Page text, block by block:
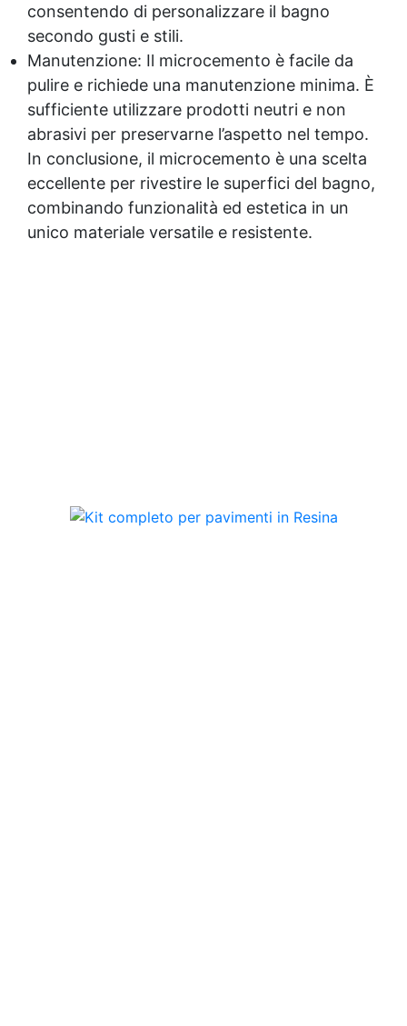
consentendo di personalizzare il bagno
secondo gusti e stili.
Manutenzione: Il microcemento è facile da
pulire e richiede una manutenzione minima. È
sufficiente utilizzare prodotti neutri e non
abrasivi per preservarne l’aspetto nel tempo.
In conclusione, il microcemento è una scelta
eccellente per rivestire le superfici del bagno,
combinando funzionalità ed estetica in un
unico materiale versatile e resistente.